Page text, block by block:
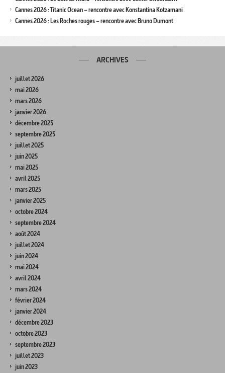
Cannes 2026 : Titanic Ocean – rencontre avec Konstantina Kotzamani
Cannes 2026 : Les Roches rouges – rencontre avec Bruno Dumont
ARCHIVES
juillet 2026
mai 2026
mars 2026
janvier 2026
décembre 2025
septembre 2025
juillet 2025
juin 2025
mai 2025
avril 2025
mars 2025
janvier 2025
octobre 2024
septembre 2024
août 2024
juillet 2024
juin 2024
mai 2024
avril 2024
mars 2024
février 2024
janvier 2024
décembre 2023
octobre 2023
septembre 2023
juillet 2023
juin 2023